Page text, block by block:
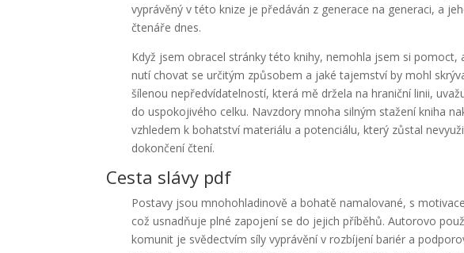
vyprávěný v této knize je předáván z generace na generaci, a
čtenáře dnes.
Když jsem obracel stránky této knihy, nemohla jsem si
nutí chovat se určitým způsobem a jaké tajemství by mohl
šílenou nepředvídatelností, která mě držela na hraniční linii,
do uspokojivého celku. Navzdory mnoha silným stažení kniha
vzhledem k bohatství materiálu a potenciálu, který zůstal
dokončení čtení.
Cesta slávy pdf
Postavy jsou mnohohladinově a bohatě namalované, s
což usnadňuje plné zapojení se do jejich příběhů. Autorovo
komunit je svědectvím síly vyprávění v rozbíjení bariér a